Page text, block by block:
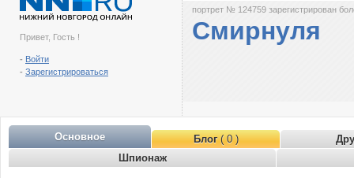
Привет, Гость !
- Войти
- Зарегистрироваться
портрет № 124759 зарегистрирован
Смирнуля
Основное Блог( 0 )
Шпионаж